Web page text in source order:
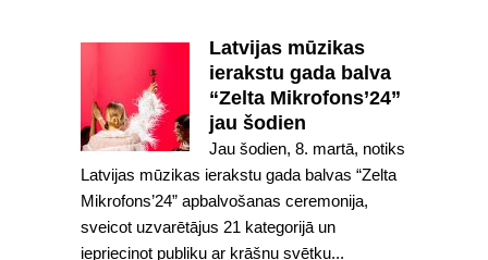
Latvijas mūzikas
ierakstu gada balva
“Zelta Mikrofons’24”
jau šodien
Jau šodien, 8. martā, notiks
Latvijas mūzikas ierakstu gada balvas “Zelta
Mikrofons’24” apbalvošanas ceremonija,
sveicot uzvarētājus 21 kategorijā un
iepriecinot publiku ar krāšņu svētku...